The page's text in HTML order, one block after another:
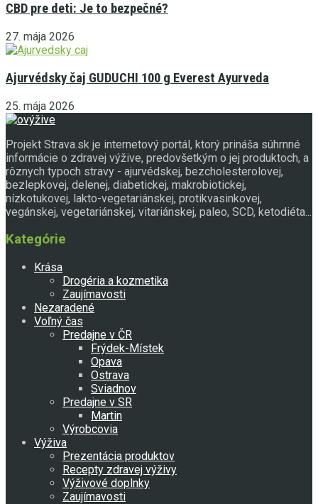
CBD pre deti: Je to bezpečné?
27. mája 2026
Ajurvédsky čaj GUDUCHI 100 g Everest Ayurveda
25. mája 2026
Projekt Strava.sk je internetový portál, ktorý prináša súhrnné
informácie o zdravej výžive, predovšetkým o jej produktoch, a
rôznych typoch stravy - ajurvédskej, bezcholesterolovej,
bezlepkovej, delenej, diabetickej, makrobiotickej,
nízkotukovej, lakto-vegetariánskej, protikvasinkovej,
vegánskej, vegetariánskej, vitariánskej, paleo, SCD, ketodiéta...
Kategórie
Krása
Drogéria a kozmetika
Zaujímavosti
Nezaradené
Voľný čas
Predajne v ČR
Frýdek-Místek
Opava
Ostrava
Sviadnov
Predajne v SR
Martin
Výrobcovia
Výživa
Prezentácia produktov
Recepty zdravej výživy
Výživové doplnky
Zaujímavosti